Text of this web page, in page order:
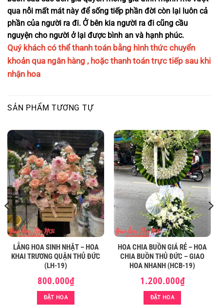
qua nỗi mất mát này để sống tiếp phần đời còn lại luôn cả
phần của người ra đi. Ở bên kia người ra đi cũng cầu
nguyện cho người ở lại được bình an và hạnh phúc.
Quý khách có thể thanh toán bằng hình thức chuyển
khoản qua ngân hàng , hoặc thanh toán trực tiếp sau khi
nhận hoa
SẢN PHẨM TƯƠNG TỰ
LẴNG HOA SINH NHẬT – HOA
KHAI TRƯƠNG QUẬN THỦ ĐỨC
(LH-19)
800.000₫
ĐẶT HOA
HOA CHIA BUỒN GIÁ RẺ – HOA
CHIA BUỒN THỦ ĐỨC – GIAO
HOA NHANH (HCB-19)
1.200.000₫
ĐẶT HOA